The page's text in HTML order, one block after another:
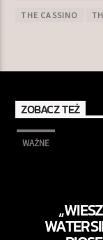
THE CASSINO
ZOBACZ TEŻ
WAŻNE